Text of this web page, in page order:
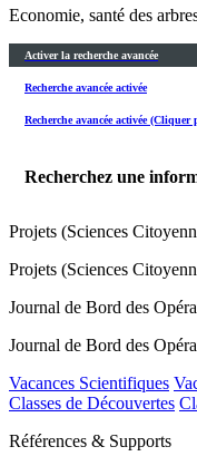
Economie, santé des
Activer la recherche avancée
Recherche avancée activée
Recherche avancée activée (Cliquer
Recherchez une
Projets (Sciences
Projets (Sciences
Journal de Bord des
Journal de Bord des
Vacances Scientifiques
Classes de Découvertes
Références & Supports